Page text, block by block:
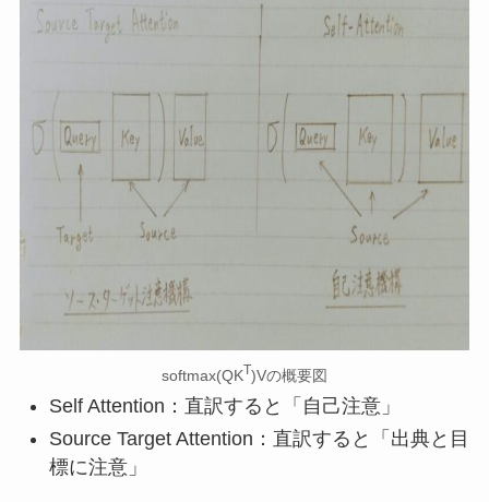
softmax(QKT)Vの概要図
Self Attention：直訳すると「自己注意」
Source Target Attention：直訳すると「出典と目
標に注意」